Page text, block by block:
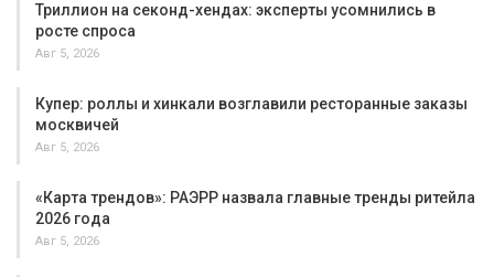
Триллион на секонд-хендах: эксперты усомнились в
росте спроса
Авг 5, 2026
Купер: роллы и хинкали возглавили ресторанные заказы
москвичей
Авг 5, 2026
«Карта трендов»: РАЭРР назвала главные тренды ритейла
2026 года
Авг 5, 2026